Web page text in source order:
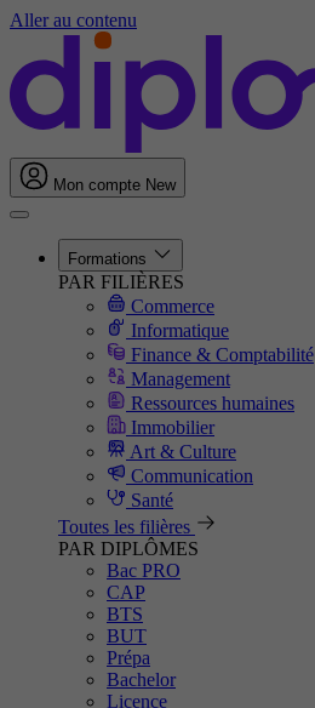
Aller au contenu
Mon compte New
Formations
PAR FILIÈRES
Commerce
Informatique
Finance & Comptabilité
Management
Ressources humaines
Immobilier
Art & Culture
Communication
Santé
Toutes les filières
PAR DIPLÔMES
Bac PRO
CAP
BTS
BUT
Prépa
Bachelor
Licence